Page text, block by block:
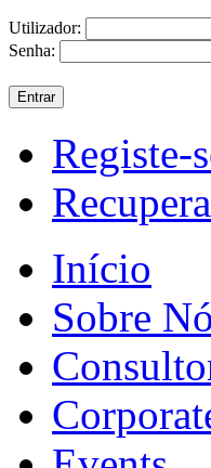
Utilizador:
Senha:
Registe-
Início
Sobre